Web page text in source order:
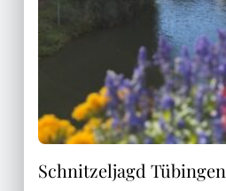
Schnitzeljagd Tübingen